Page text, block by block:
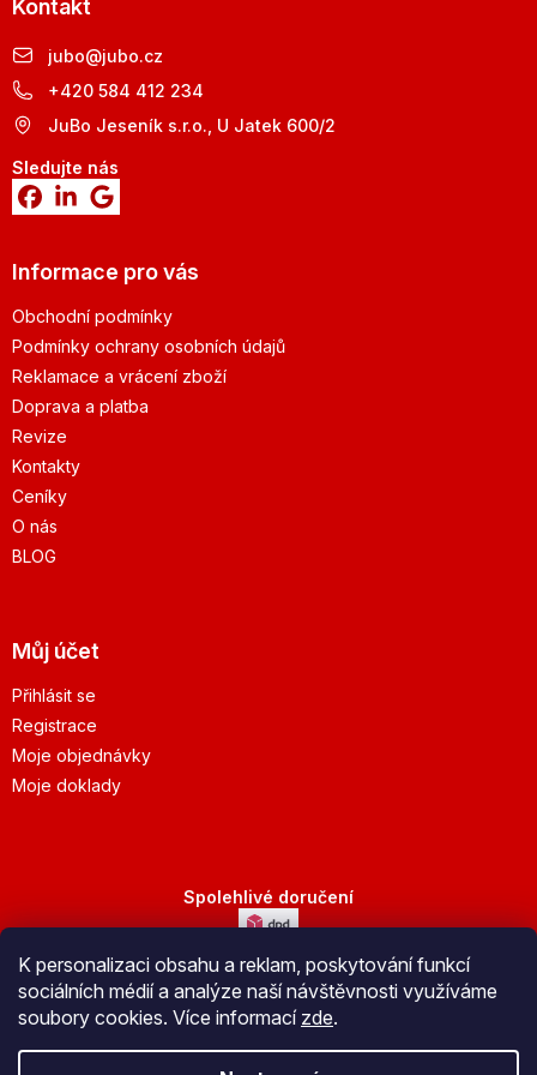
K personalizaci obsahu a reklam, poskytování funkcí
sociálních médií a analýze naší návštěvnosti využíváme
soubory cookies. Více informací zde.
Kontakt
jubo@jubo.cz
+420 584 412 234
JuBo Jeseník s.r.o., U Jatek 600/2
Sledujte nás
Informace pro vás
Obchodní podmínky
Podmínky ochrany osobních údajů
Reklamace a vrácení zboží
Doprava a platba
Revize
Kontakty
Ceníky
O nás
BLOG
Můj účet
Přihlásit se
Registrace
Moje objednávky
Moje doklady
Spolehlivé doručení
Bezpečná platba